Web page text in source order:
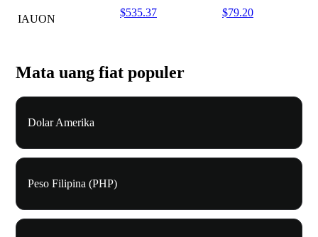
IAUON
$535.37 $79.20
Mata uang fiat populer
Dolar Amerika
Peso Filipina (PHP)